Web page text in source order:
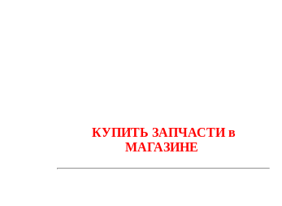
КУПИТЬ ЗАПЧАСТИ в
МАГАЗИНЕ